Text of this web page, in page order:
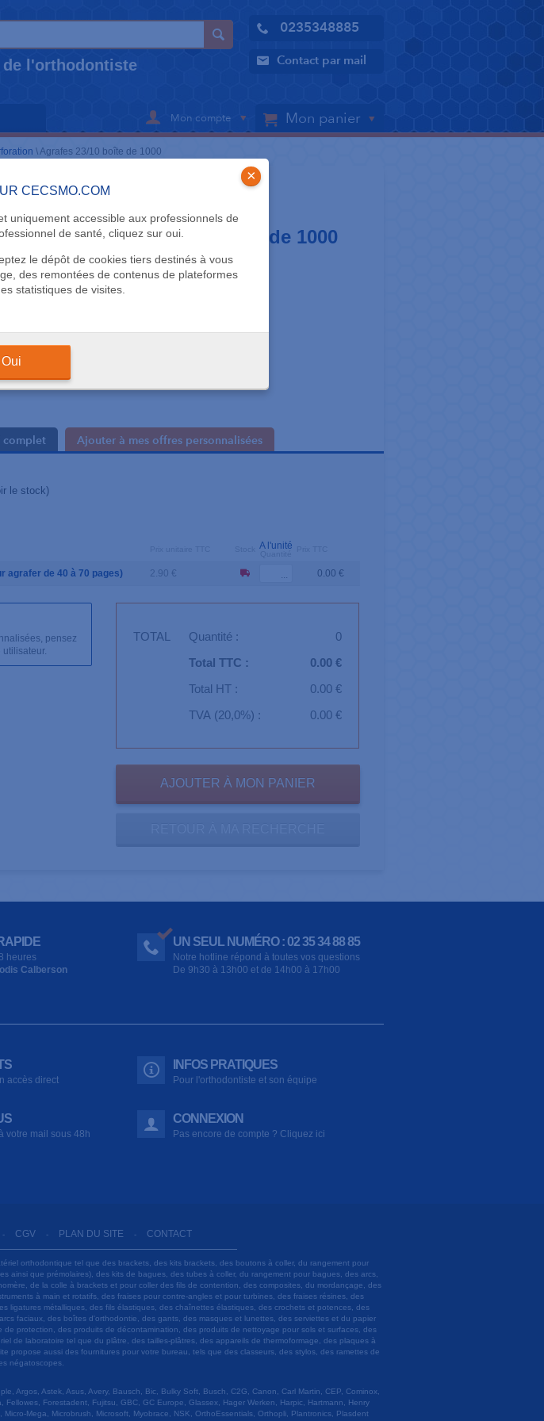
de l'orthodontiste
0235348885
Contact par mail
Mon compte Mon panier
CECSMO.COM
uniquement accessible aux professionnels de
de santé, cliquez sur oui.
le dépôt de cookies tiers destinés à vous
des remontées de contenus de plateformes
statistiques de visites.
×
Oui
\Agrafes 23/10 boîte de 1000
ATTACHE - PERFORATION
Agrafes 23/10 boîte de 1000
Rapid
Délai 1 semaine
complet Ajouter à mes offres personnalisées
le stock)
A l'unité
agrafer de 40 à 70 pages) 2.90 € 0.00 €
pensez
utilisateur.
TOTAL Quantité :
0
Total TTC :
0.00 €
Total HT :
0.00 €
TVA (20,0%) :
0.00 €
heures
Calberson
UN SEUL NUMÉRO : 02 35 34 88 85
Notre hotline répond à toutes vos questions
De 9h30 à 13h00 et de 14h00 à 17h00
accès direct
INFOS PRATIQUES
Pour l'orthodontiste et son équipe
votre mail sous 48h
CONNEXION
Pas encore de compte ? Cliquez ici
- CGV - PLAN DU SITE - CONTACT
orthodontique tel que des brackets, des kits brackets, des boutons à coller, du rangement pour
que prémolaires), des kits de bagues, des tubes à coller, du rangement pour bagues, des arcs,
de la colle à brackets et pour coller des fils de contention, des composites, du mordançage, des
à main et rotatifs, des fraises pour contre-angles et pour turbines, des fraises résines, des
ligatures métalliques, des fils élastiques, des chaînettes élastiques, des crochets et potences, des
faciaux, des boîtes d'orthodontie, des gants, des masques et lunettes, des serviettes et du papier
protection, des produits de décontamination, des produits de nettoyage pour sols et surfaces, des
de laboratoire tel que du plâtre, des tailles-plâtres, des appareils de thermoformage, des plaques à
propose aussi des fournitures pour votre bureau, tels que des classeurs, des stylos, des ramettes de
négatoscopes.
Argos, Astek, Asus, Avery, Bausch, Bic, Bulky Soft, Busch, C2G, Canon, Carl Martin, CEP, Cominox,
Forestadent, Fujitsu, GBC, GC Europe, Glassex, Hager Werken, Harpic, Hartmann, Henry
Mega, Microbrush, Microsoft, Myobrace, NSK, OrthoEssentials, Orthopli, Plantronics, Plasdent